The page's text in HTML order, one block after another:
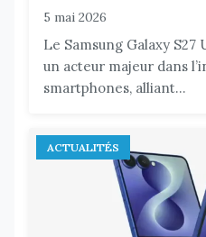
5 mai 2026
Le Samsung Galaxy S27
un acteur majeur dans
smartphones, alliant...
ACTUALITÉS